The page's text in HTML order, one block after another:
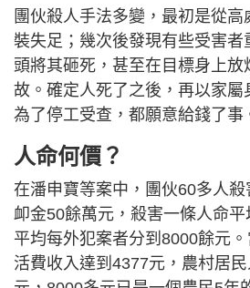
團伙殺人手法多變，最初是從
裝失足；幾次後發現有些受害者
頭將其砸死，甚至在目標身上放
故。確定人死了之後，再以家屬
為了停工受查，都願意給錢了事
人命何價？
在潘申寶等案中，團伙60多人
卹金50餘萬元，殺害一條人命平
平均每外犯案者分到8000餘元
活費收入達到4377元，農村居